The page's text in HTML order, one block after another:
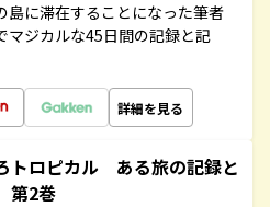
島に滞在することになった筆者
マジカルな45日間の記録と記
詳細を見る
トロピカル ある旅の記録と
第2巻